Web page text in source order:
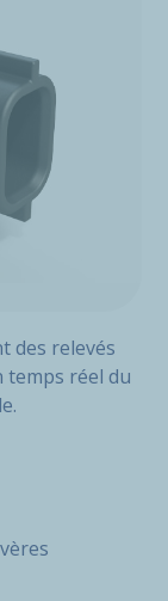
des relevés
temps réel du